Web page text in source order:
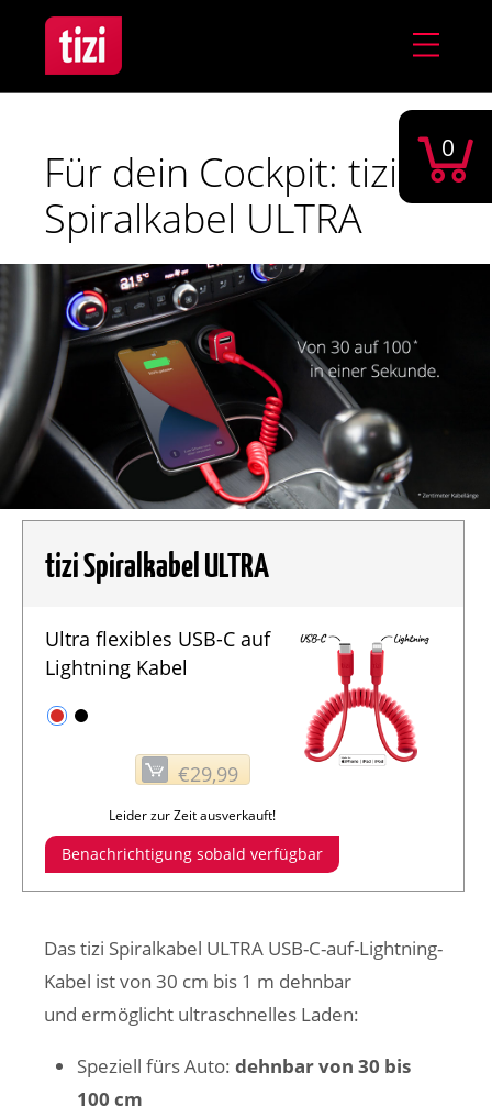
0
Für dein Cockpit: tizi
Spiralkabel ULTRA
tizi Spiralkabel ULTRA
Ultra flexibles USB-C auf
Lightning Kabel
€29,99
Leider zur Zeit ausverkauft!
Benachrichtigung sobald verfügbar
Das tizi Spiralkabel ULTRA USB-C-auf-Lightning-
Kabel ist von 30 cm bis 1 m dehnbar
und ermöglicht ultraschnelles Laden:
Speziell fürs Auto: dehnbar von 30 bis
100 cm